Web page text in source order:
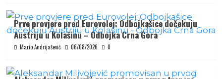
Prve provjere pred Eurovolej: Odbojkašice dočekuju
Austriju u Kolašinu – Odbojka Crna Gora
Mario Andrijašević 06/08/2026 0